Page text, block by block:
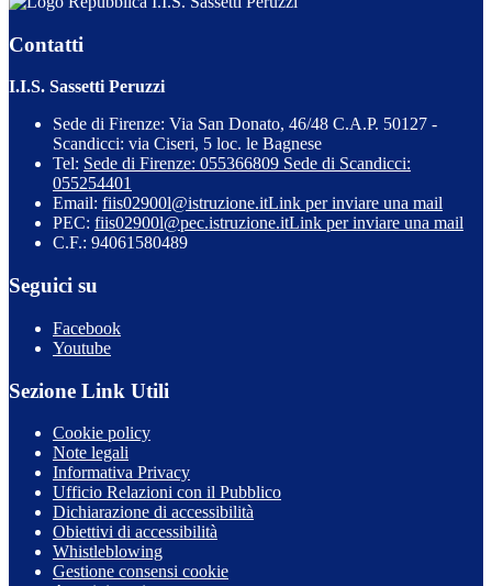
Contatti
I.I.S. Sassetti Peruzzi
Sede di Firenze: Via San Donato, 46/48 C.A.P. 50127 -
Scandicci: via Ciseri, 5 loc. le Bagnese
Tel: Sede di Firenze: 055366809 Sede di Scandicci:
055254401
Email: fiis02900l@istruzione.itLink per inviare una mail
PEC: fiis02900l@pec.istruzione.itLink per inviare una mail
C.F.: 94061580489
Seguici su
Facebook
Youtube
Sezione Link Utili
Cookie policy
Note legali
Informativa Privacy
Ufficio Relazioni con il Pubblico
Dichiarazione di accessibilità
Obiettivi di accessibilità
Whistleblowing
Gestione consensi cookie